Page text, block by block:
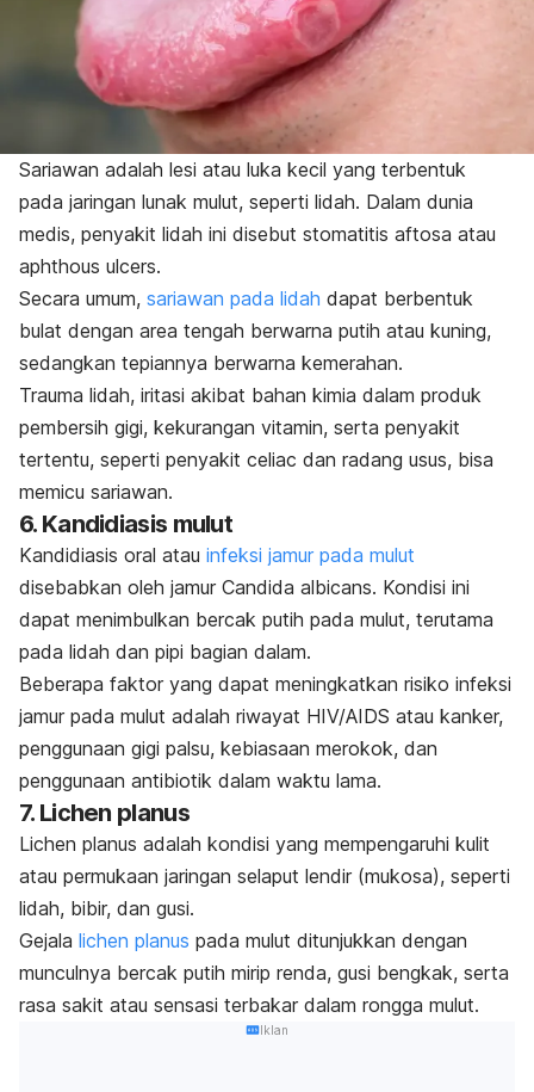
Sariawan adalah lesi atau luka kecil yang terbentuk
pada jaringan lunak mulut, seperti lidah. Dalam dunia
medis, penyakit lidah ini disebut stomatitis aftosa atau
aphthous ulcers.
Secara umum, sariawan pada lidah dapat berbentuk
bulat dengan area tengah berwarna putih atau kuning,
sedangkan tepiannya berwarna kemerahan.
Trauma lidah, iritasi akibat bahan kimia dalam produk
pembersih gigi, kekurangan vitamin, serta penyakit
tertentu, seperti penyakit celiac dan radang usus, bisa
memicu sariawan.
6. Kandidiasis mulut
Kandidiasis oral atau infeksi jamur pada mulut
disebabkan oleh jamur Candida albicans. Kondisi ini
dapat menimbulkan bercak putih pada mulut, terutama
pada lidah dan pipi bagian dalam.
Beberapa faktor yang dapat meningkatkan risiko infeksi
jamur pada mulut adalah riwayat HIV/AIDS atau kanker,
penggunaan gigi palsu, kebiasaan merokok, dan
penggunaan antibiotik dalam waktu lama.
7. Lichen planus
Lichen planus adalah kondisi yang mempengaruhi kulit
atau permukaan jaringan selaput lendir (mukosa), seperti
lidah, bibir, dan gusi.
Gejala lichen planus pada mulut ditunjukkan dengan
munculnya bercak putih mirip renda, gusi bengkak, serta
rasa sakit atau sensasi terbakar dalam rongga mulut.
Iklan